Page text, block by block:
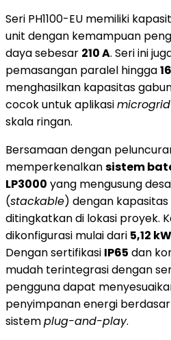
Seri PH1100-EU memiliki
unit dengan kemampuan
daya sebesar 210 A. Seri ini
pemasangan paralel hingga
menghasilkan kapasitas
cocok untuk aplikasimicrogrid
skala ringan.
Bersamaan dengan peluncuran
memperkenalkansistem
LP3000 yang mengusung
(stackable) dengan
ditingkatkan di lokasi proyek.
dikonfigurasi mulai dari 5,12
Dengan sertifikasi IP65 dan
mudah terintegrasi dengan seri
pengguna dapat
penyimpanan energi
sistemplug-and-play.